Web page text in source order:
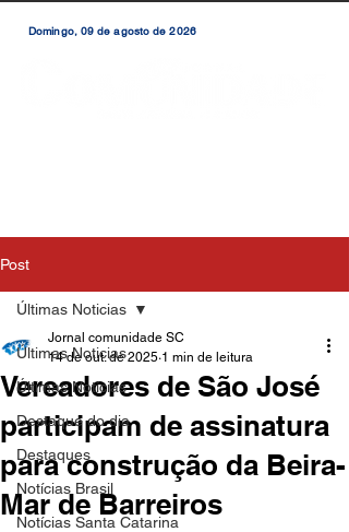
Domingo, 09 de agosto de 2026
Post
Últimas Noticias
Últimas Notícias
Destaque do dia
Destaques
Notícias Brasil
Notícias Santa Catarina
Últimas Noticias
Vereadores de São José
participam de assinatura
para construção da Beira-
Mar de Barreiros
Jornal comunidade SC
14 de out. de 2025 1 min de leitura